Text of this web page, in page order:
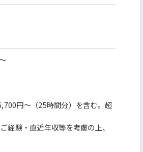
円～（25時間分）を含む。超
経験・直近年収等を考慮の上、